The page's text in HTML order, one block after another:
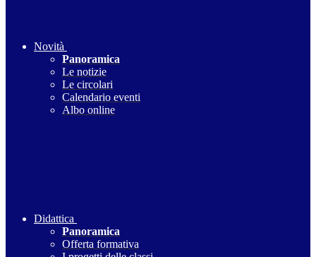
Novità
Panoramica
Le notizie
Le circolari
Calendario eventi
Albo online
Didattica
Panoramica
Offerta formativa